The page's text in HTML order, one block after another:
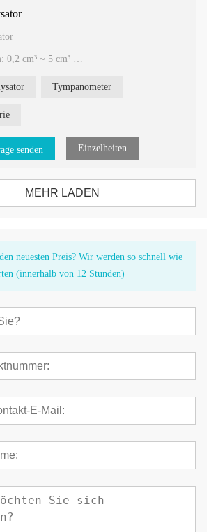
0,2 cm³ ~ 5 cm³
Tympanometer
senden Einzelheiten
MEHR LADEN
neuesten Preis? Wir werden so schnell wie
(innerhalb von 12 Stunden)